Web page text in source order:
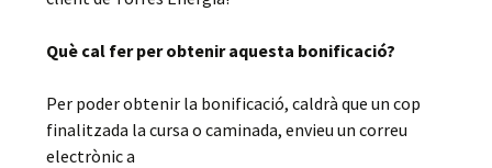
Què cal fer per obtenir aquesta bonificació?
Per poder obtenir la bonificació, caldrà que un cop
finalitzada la cursa o caminada, envieu un correu
electrònic a